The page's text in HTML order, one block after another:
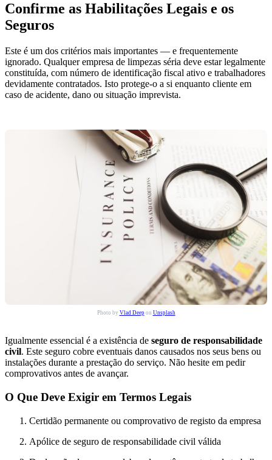
Confirme as Habilitações Legais e os
Seguros
Este é um dos critérios mais importantes — e frequentemente
ignorado. Qualquer empresa de limpezas séria deve estar legalmente
constituída, com número de identificação fiscal ativo e trabalhadores
devidamente contratados. Isto protege-o a si enquanto cliente em
caso de acidente, dano ou situação imprevista.
Photo by Vlad Deepon Unsplash
Igualmente essencial é a existência de seguro de responsabilidade
civil. Este seguro cobre eventuais danos causados nos seus bens ou
instalações durante a prestação do serviço. Não hesite em pedir
comprovativos antes de avançar.
O Que Deve Exigir em Termos Legais
Certidão permanente ou comprovativo de registo da empresa
Apólice de seguro de responsabilidade civil válida